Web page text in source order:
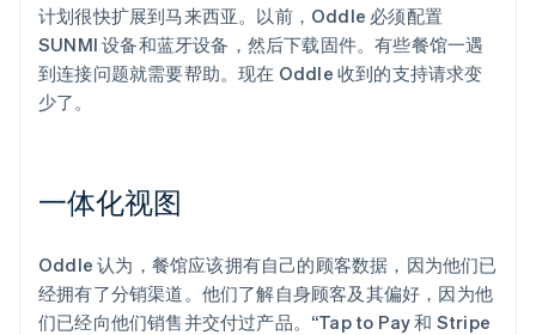
计划很快扩展到马来西亚。以前，Oddle 必须配置
SUNMI 设备和蓝牙设备，然后下载固件。有些餐馆一遇
到连接问题就需要帮助。现在 Oddle 收到的支持请求变
少了。
一体化视图
Oddle 认为，餐馆应该拥有自己的顾客数据，因为他们已
经拥有了分销渠道。他们了解自身顾客及其偏好，因为他
们已经向他们销售并交付过产品。“Tap to Pay 和 Stripe